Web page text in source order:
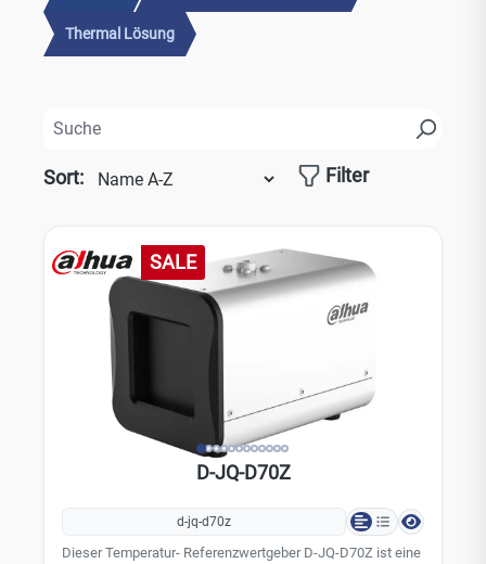
Thermal Lösung
Filter
Sort:
SALE
D-JQ-D70Z
d-jq-d70z
Dieser Temperatur- Referenzwertgeber D-JQ-D70Z ist eine